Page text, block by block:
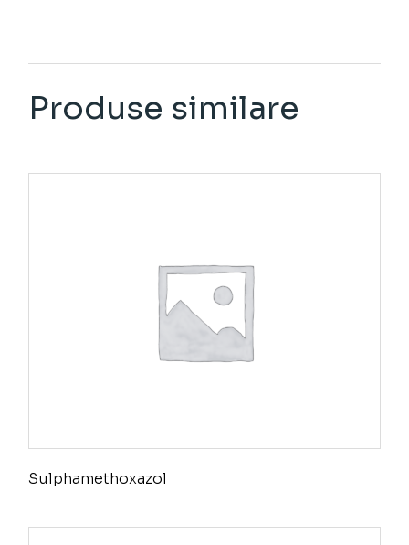
Produse similare
Sulphamethoxazol